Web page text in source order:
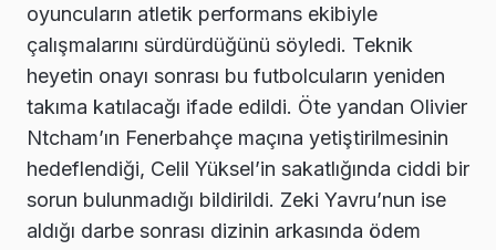
oyuncuların atletik performans ekibiyle
çalışmalarını sürdürdüğünü söyledi. Teknik
heyetin onayı sonrası bu futbolcuların yeniden
takıma katılacağı ifade edildi. Öte yandan Olivier
Ntcham’ın Fenerbahçe maçına yetiştirilmesinin
hedeflendiği, Celil Yüksel’in sakatlığında ciddi bir
sorun bulunmadığı bildirildi. Zeki Yavru’nun ise
aldığı darbe sonrası dizinin arkasında ödem